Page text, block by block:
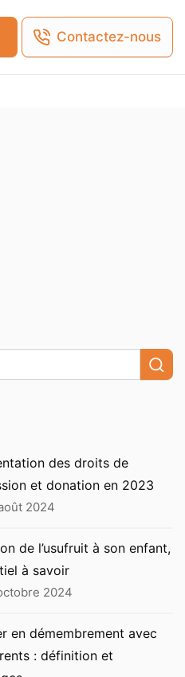
Contactez-nous
des droits de
et donation en 2023
2024
de l’usufruit à son enfant,
à savoir
2024
en démembrement avec
: définition et